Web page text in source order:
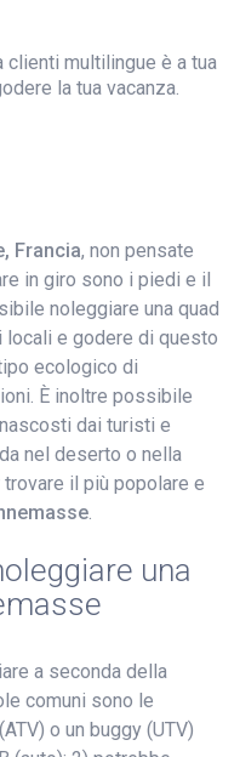
multilingue è a tua
la tua vacanza.
Francia, non pensate
in giro sono i piedi e il
noleggiare una quad
locali e godere di questo
ecologico di
È inoltre possibile
dai turisti e
nel deserto o nella
il più popolare e
.
una
a seconda della
comuni sono le
o un buggy (UTV)